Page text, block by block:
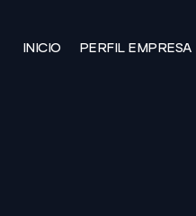
INICIO PERFIL EMPRESA